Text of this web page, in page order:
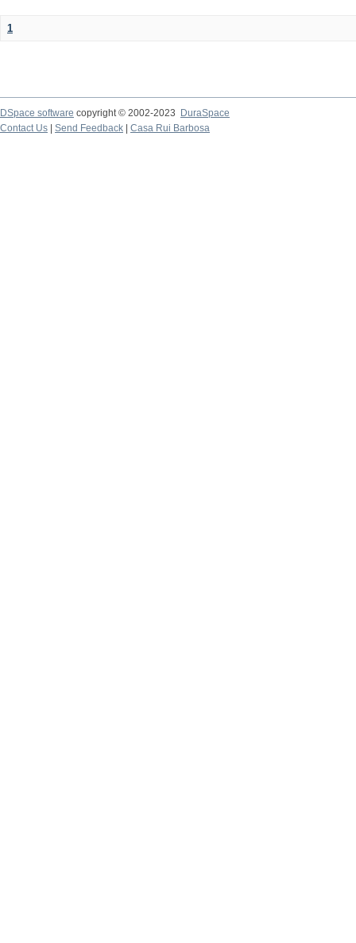
1
DSpace software copyright © 2002-2023
DuraSpace
Contact Us
Send Feedback Casa Rui Barbosa